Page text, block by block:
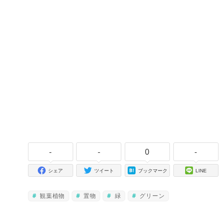
-
シェア
-
ツイート
0
ブックマーク
-
LINE
観葉植物 置物 緑 グリーン